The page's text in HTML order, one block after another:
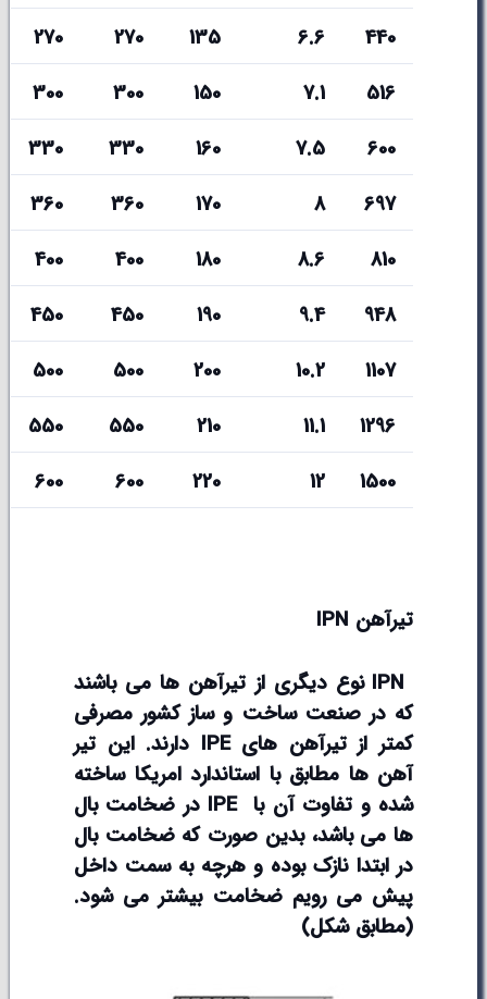
440
6.6
135
270
270
516
7.1
150
300
300
600
7.5
160
330
330
697
8
170
360
360
810
8.6
180
400
400
948
9.4
190
450
450
1107
10.2
200
500
500
1296
11.1
210
550
550
1500
12
220
600
600
تیرآهن IPN
IPN نوع دیگری از تیرآهن ها می باشند
که در صنعت ساخت و ساز کشور مصرفی
کمتر از تیرآهن هایIPE دارند. این تیر
آهن ها مطابق با استاندارد امریکا ساخته
شده و تفاوت آن باIPE در ضخامت بال
ها می باشد، بدین صورت که ضخامت بال
در ابتدا نازک بوده و هرچه به سمت داخل
پیش می رویم ضخامت بیشتر می شود.
(مطابق شکل)